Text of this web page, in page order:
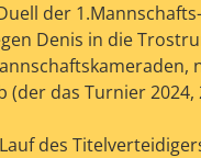
der
Denis in die
das Turnier 2024,
des